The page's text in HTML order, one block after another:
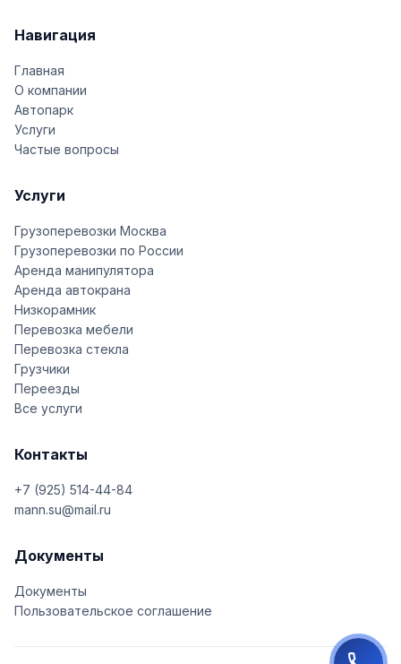
Навигация
Главная
О компании
Автопарк
Услуги
Частые вопросы
Услуги
Грузоперевозки Москва
Грузоперевозки по России
Аренда манипулятора
Аренда автокрана
Низкорамник
Перевозка мебели
Перевозка стекла
Грузчики
Переезды
Все услуги
Контакты
+7 (925) 514-44-84
mann.su@mail.ru
Документы
Документы
Пользовательское соглашение